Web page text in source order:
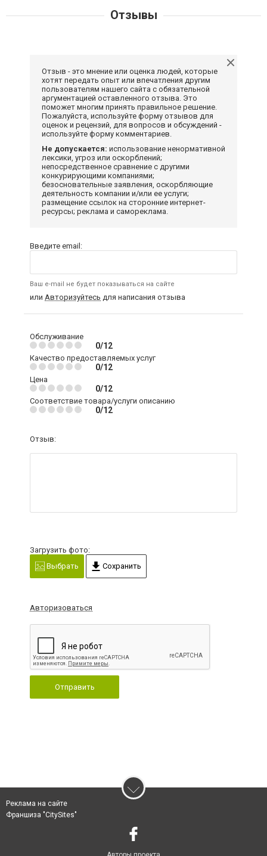
Отзывы
Отзыв - это мнение или оценка людей, которые
хотят передать опыт или впечатления другим
пользователям нашего сайта с обязательной
аргументацией оставленного отзыва. Это
поможет многим принять правильное решение.
Пожалуйста, используйте форму отзывов для
оценок и рецензий, для вопросов и обсуждений -
используйте форму комментариев.
Не допускается: использование ненормативной
лексики, угроз или оскорблений;
непосредственное сравнение с другими
конкурирующими компаниями;
безосновательные заявления, оскорбляющие
деятельность компании и/или ее услуги;
размещение ссылок на сторонние интернет-
ресурсы; реклама и самореклама.
Введите email:
Ваш e-mail не будет показываться на сайте
или Авторизуйтесь для написания отзыва
Обслуживание
0/12
Качество предоставляемых услуг
0/12
Цена
0/12
Соответствие товара/услуги описанию
0/12
Отзыв:
Загрузить фото:
Выбрать
Сохранить
Авторизоваться
Отправить
Реклама на сайте
Франшиза "CitySites"